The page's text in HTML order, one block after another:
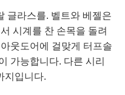
글라스를. 벨트와 베젤은
시계를 찬 손목을 돌려
웃도어에 걸맞게 터프솔
가능합니다. 다른 시리
지입니다.